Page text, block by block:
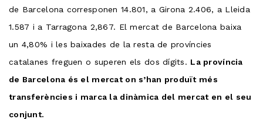
de Barcelona corresponen 14.801, a Girona 2.406, a Lleida
1.587 i a Tarragona 2,867. El mercat de Barcelona baixa
un 4,80% i les baixades de la resta de províncies
catalanes freguen o superen els dos dígits. La província
de Barcelona és el mercat on s’han produït més
transferències i marca la dinàmica del mercat en el seu
conjunt.